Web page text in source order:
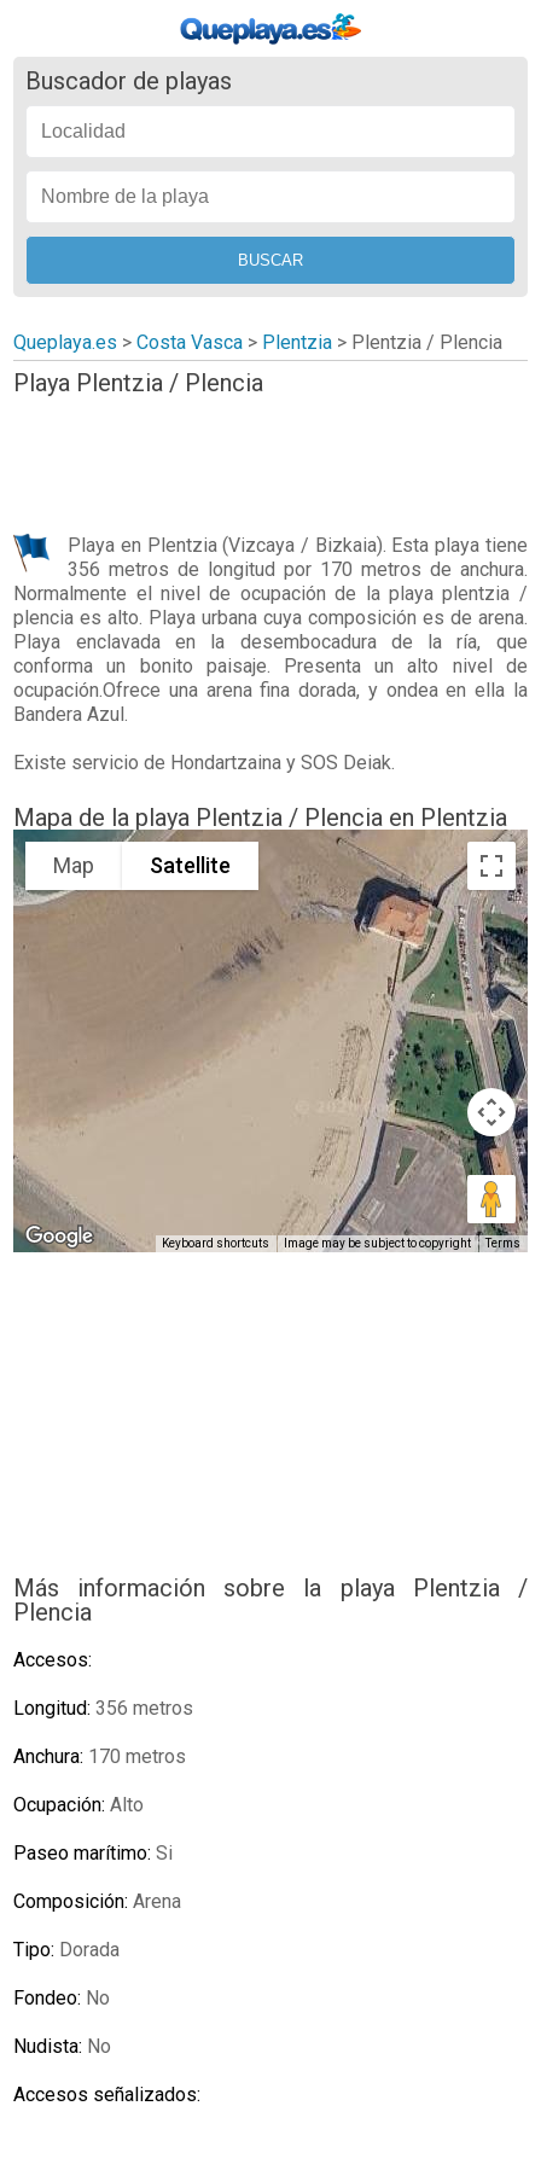
Buscador de playas
Queplaya.es >Costa Vasca > Plentzia > Plentzia / Plencia
Playa Plentzia / Plencia
Playa en Plentzia(Vizcaya / Bizkaia). Esta playa tiene
356 metros de longitud por 170 metros de anchura.
Normalmente el nivel de ocupación de la playa plentzia /
plencia es alto. Playa urbana cuya composición es de arena.
Playa enclavada en la desembocadura de la ría, que
conforma un bonito paisaje. Presenta un alto nivel de
ocupación.Ofrece una arena fina dorada, y ondea en ella la
Bandera Azul.
Existe servicio de Hondartzaina y SOS Deiak.
Mapa de la playa Plentzia / Plencia en Plentzia
Map Satellite
Keyboard shortcuts Image may be subject to copyright Terms
Más información sobre la playa Plentzia /
Plencia
Accesos:
Longitud:356 metros
Anchura: 170 metros
Ocupación:Alto
Paseo marítimo:Si
Composición:Arena
Tipo: Dorada
Fondeo: No
Nudista: No
Accesos señalizados: